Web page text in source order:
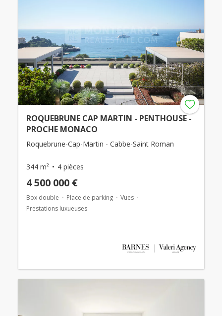
ROQUEBRUNE CAP MARTIN - PENTHOUSE -
PROCHE MONACO
Roquebrune-Cap-Martin - Cabbe-Saint Roman
344 m² 4 pièces
4 500 000 €
Box double Place de parking
Vues
Prestations luxueuses